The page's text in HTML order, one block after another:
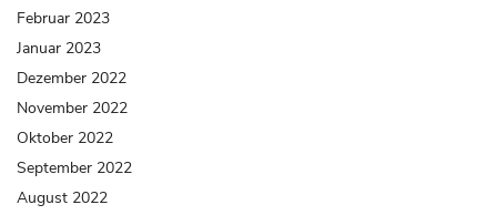
Februar 2023
Januar 2023
Dezember 2022
November 2022
Oktober 2022
September 2022
August 2022